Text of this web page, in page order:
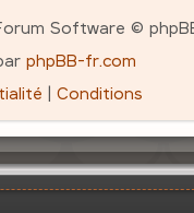
Software ©
phpBB-fr.com
| Conditions